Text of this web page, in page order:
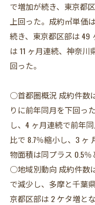
で増加が続き、東京都
上回った。成約㎡単価
続き、東京都区部は 49
は 11 ヶ月連続、神奈
回った。
○首都圏概況 成約件数
りに前年同月を下回っ
し、4 ヶ月連続で前年
比で 8.7％縮小し、3 ヶ
物面積は同プラス 0.5％
○地域別動向 成約件数
で減少し、多摩と千葉
京都区部は 2 ケタ増と